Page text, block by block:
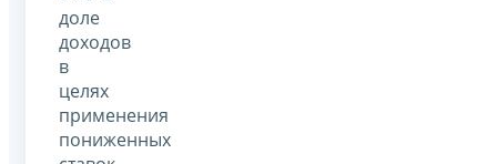
доле
доходов
в
целях
применения
пониженных